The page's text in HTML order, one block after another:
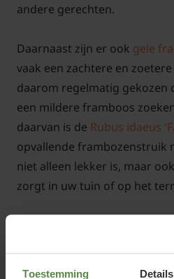
Toestemming Details
andere gerechten.
Daarnaast zijn er ook gele
vaak een zachtere en
daarom regelmatig gekozen
een mildere framboos
daarvan is de Rubus idaeus
opvallende frambozenstruik
niet alleen lekker is, maar
zorgt in uw tuin of op het
Ook wie bewust en